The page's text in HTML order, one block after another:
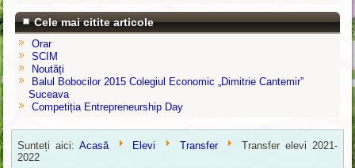
Cele mai citite articole
Orar
SCIM
Noutăți
Balul Bobocilor 2015 Colegiul Economic „Dimitrie Cantemir”
Suceava
Competiția Entrepreneurship Day
Sunteți aici: Acasă Elevi Transfer
Transfer elevi 2021-
2022